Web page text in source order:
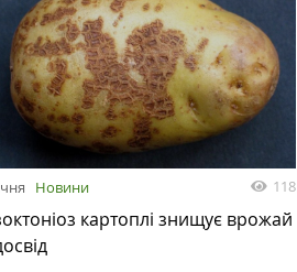
Новини 118
картоплі знищує врожай